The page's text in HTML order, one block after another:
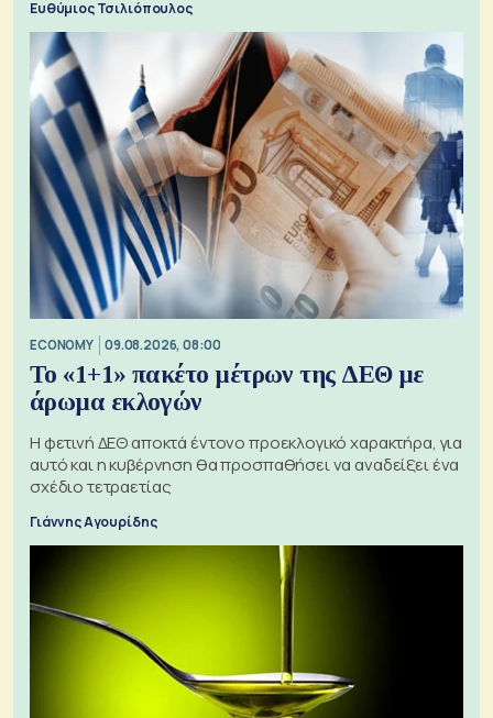
Ευθύμιος Τσιλιόπουλος
ECONOMY 09.08.2026, 08:00
Το «1+1» πακέτο μέτρων της ΔΕΘ με
άρωμα εκλογών
Η φετινή ΔΕΘ αποκτά έντονο προεκλογικό χαρακτήρα, για
αυτό και η κυβέρνηση θα προσπαθήσει να αναδείξει ένα
σχέδιο τετραετίας
Γιάννης Αγουρίδης